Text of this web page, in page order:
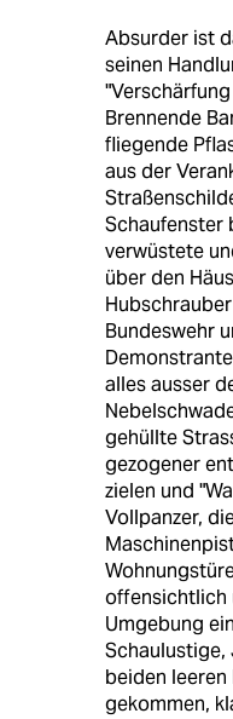
Absurder ist
seinen
Brennende
fliegende
aus der
Schaufenster
verwüstete
über den
Bundeswehr
alles ausser
gehüllte
gezogener
zielen und
Vollpanzer,
offensichtlich
Umgebung
Schaulustige,
beiden leeren
gekommen,